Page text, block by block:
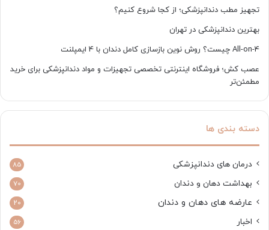
تجهیز مطب دندانپزشکی؛ از کجا شروع کنیم؟
بهترین دندانپزشکی در تهران
All-on-4 چیست؟ روش نوین بازسازی کامل دندان با 4 ایمپلنت
عصب کش؛ فروشگاه اینترنتی تخصصی تجهیزات و مواد دندانپزشکی برای خرید
مطمئن‌تر
دسته بندی ها
درمان های دندانپزشکی 85
بهداشت دهان و دندان 70
عارضه های دهان و دندان 20
اخبار 56